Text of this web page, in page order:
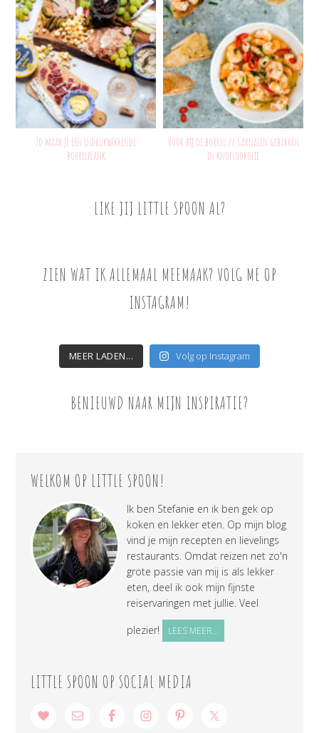
Zo maak je een indrukwekkende
borrelplank
Voor bij de borrel // Garnalen gebakken
in knoflookolie
LIKE JIJ LITTLE SPOON AL?
ZIEN WAT IK ALLEMAAL MEEMAAK? VOLG ME OP
INSTAGRAM!
MEER LADEN... Volg op Instagram
BENIEUWD NAAR MIJN INSPIRATIE?
WELKOM OP LITTLE SPOON!
Ik ben Stefanie en ik ben gek op
koken en lekker eten. Op mijn blog
vind je mijn recepten en lievelings
restaurants. Omdat reizen net zo'n
grote passie van mij is als lekker
eten, deel ik ook mijn fijnste
reiservaringen met jullie. Veel
plezier!
LEES MEER...
LITTLE SPOON OP SOCIAL MEDIA